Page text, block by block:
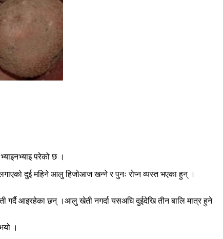
परेको छ ।
लगाएको दुई महिने आलु हिजोआज खन्ने र पुनः रोप्न व्यस्त भएका हुन् ।
गर्दै आइरहेका छन् ।आलु खेती नगर्दा यसअघि दुईदेखि तीन बालि मात्र हुने
।